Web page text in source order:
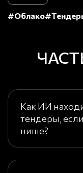
#Облако
Как ИИ
тендеры,
нише?